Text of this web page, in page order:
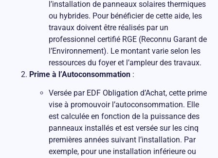
l’installation de panneaux solaires thermiques
ou hybrides. Pour bénéficier de cette aide, les
travaux doivent être réalisés par un
professionnel certifié RGE (Reconnu Garant de
l’Environnement). Le montant varie selon les
ressources du foyer et l’ampleur des travaux.
Prime à l’Autoconsommation :
Versée par EDF Obligation d’Achat, cette prime
vise à promouvoir l’autoconsommation. Elle
est calculée en fonction de la puissance des
panneaux installés et est versée sur les cinq
premières années suivant l’installation. Par
exemple, pour une installation inférieure ou